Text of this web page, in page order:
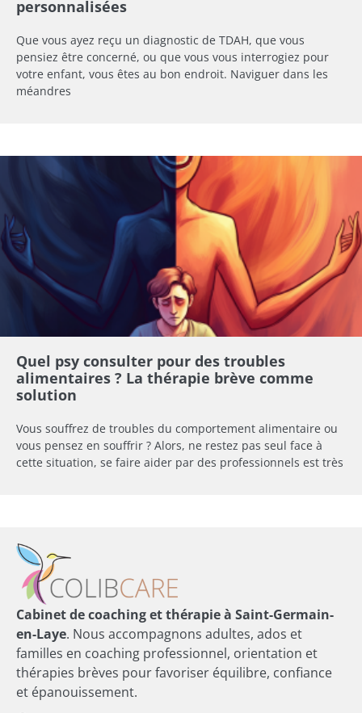
personnalisées
Que vous ayez reçu un diagnostic de TDAH, que vous
pensiez être concerné, ou que vous vous interrogiez pour
votre enfant, vous êtes au bon endroit. Naviguer dans les
méandres
Quel psy consulter pour des troubles
alimentaires ? La thérapie brève comme
solution
Vous souffrez de troubles du comportement alimentaire ou
vous pensez en souffrir ? Alors, ne restez pas seul face à
cette situation, se faire aider par des professionnels est très
Cabinet de coaching et thérapie à Saint-Germain-
en-Laye. Nous accompagnons adultes, ados et
familles en coaching professionnel, orientation et
thérapies brèves pour favoriser équilibre, confiance
et épanouissement.